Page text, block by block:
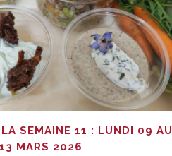
SEMAINE 11 : LUNDI 09 AU
MARS 2026